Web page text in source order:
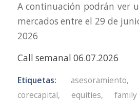
A continuación podrán ver
mercados entre el 29 de
2026
Call semanal 06.07.2026
Etiquetas: asesoramiento,
corecapital, equities,